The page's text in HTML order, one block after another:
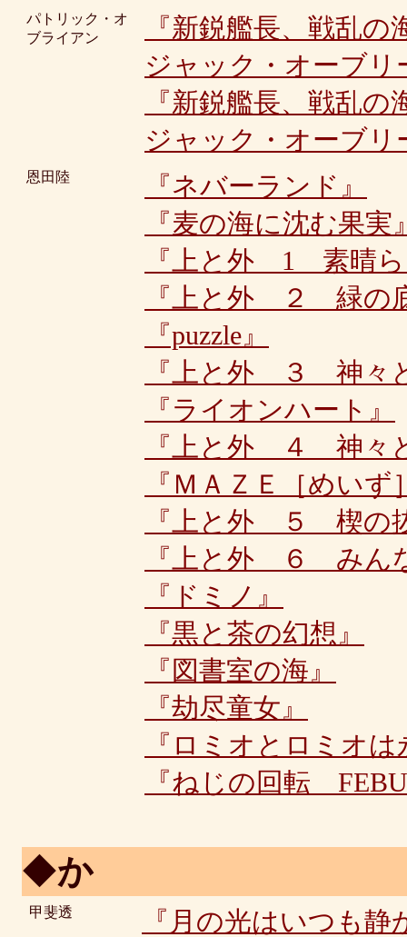
パトリック・オ
ブライアン
『新鋭艦長、戦乱
ジャック・オーブリ
『新鋭艦長、戦乱
ジャック・オーブリ
恩田陸
『ネバーランド』
『麦の海に沈む果実
『上と外 1 素晴ら
『上と外 ２ 緑の
『puzzle』
『上と外 ３ 神々
『ライオンハート』
『上と外 ４ 神々
『ＭＡＺＥ［めいず
『上と外 ５ 楔の
『上と外 ６ みん
『ドミノ』
『黒と茶の幻想』
『図書室の海』
『劫尽童女』
『ロミオとロミオ
『ねじの回転
◆か
甲斐透 『月の光はいつも静